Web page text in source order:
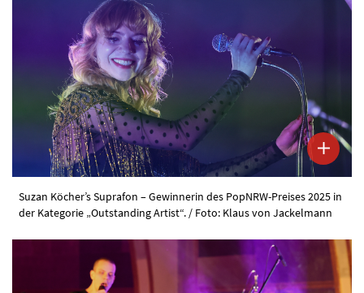
Suzan Köcher’s Suprafon – Gewinnerin des PopNRW-Preises 2025 in
der Kategorie „Outstanding Artist“. / Foto: Klaus von Jackelmann